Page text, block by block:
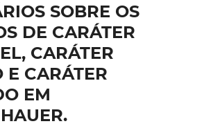
SOBRE OS
DE CARÁTER
CARÁTER
E CARÁTER
EM